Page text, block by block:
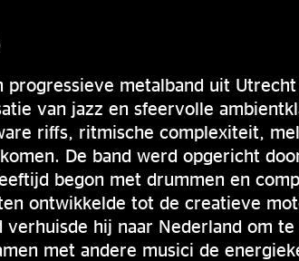
progressieve metalband uit
van jazz en sfeervolle
riffs, ritmische complexiteit,
De band werd opgericht
begon met drummen en
ontwikkelde tot de creatieve
verhuisde hij naar Nederland om
met andere musici de